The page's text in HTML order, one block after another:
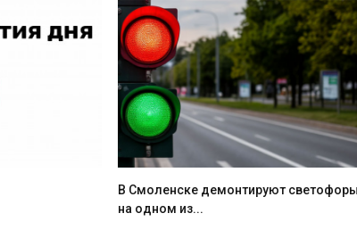
В Смоленске демонтируют светофоры
на одном из...